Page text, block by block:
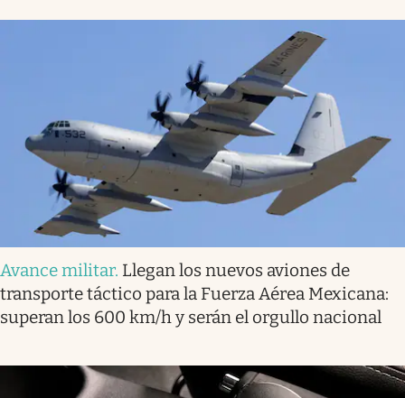
Avance militar. Llegan los nuevos aviones de
transporte táctico para la Fuerza Aérea Mexicana:
superan los 600 km/h y serán el orgullo nacional